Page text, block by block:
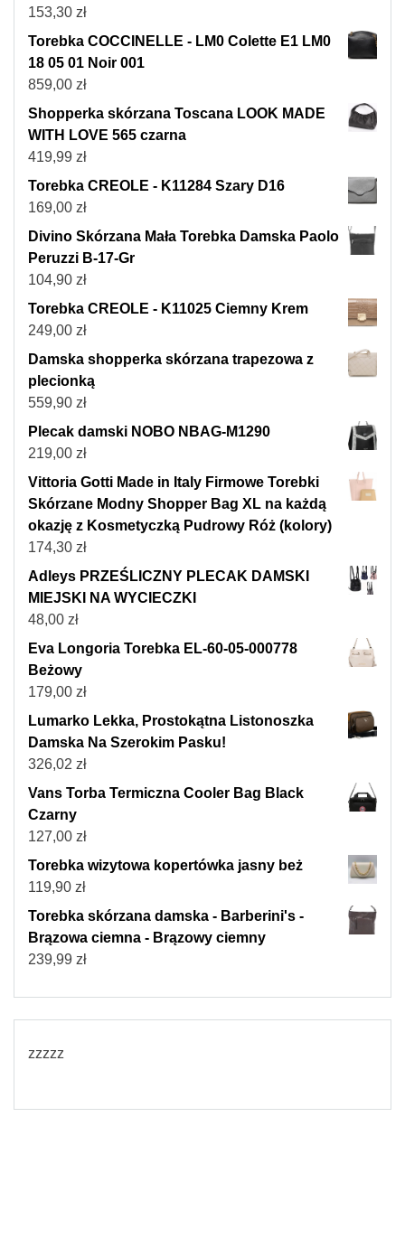
153,30 zł
Torebka COCCINELLE - LM0 Colette E1 LM0
18 05 01 Noir 001
859,00 zł
Shopperka skórzana Toscana LOOK MADE
WITH LOVE 565 czarna
419,99 zł
Torebka CREOLE - K11284 Szary D16
169,00 zł
Divino Skórzana Mała Torebka Damska Paolo
Peruzzi B-17-Gr
104,90 zł
Torebka CREOLE - K11025 Ciemny Krem
249,00 zł
Damska shopperka skórzana trapezowa z
plecionką
559,90 zł
Plecak damski NOBO NBAG-M1290
219,00 zł
Vittoria Gotti Made in Italy Firmowe Torebki
Skórzane Modny Shopper Bag XL na każdą
okazję z Kosmetyczką Pudrowy Róż (kolory)
174,30 zł
Adleys PRZEŚLICZNY PLECAK DAMSKI
MIEJSKI NA WYCIECZKI
48,00 zł
Eva Longoria Torebka EL-60-05-000778
Beżowy
179,00 zł
Lumarko Lekka, Prostokątna Listonoszka
Damska Na Szerokim Pasku!
326,02 zł
Vans Torba Termiczna Cooler Bag Black
Czarny
127,00 zł
Torebka wizytowa kopertówka jasny beż
119,90 zł
Torebka skórzana damska - Barberini's -
Brązowa ciemna - Brązowy ciemny
239,99 zł
zzzzz